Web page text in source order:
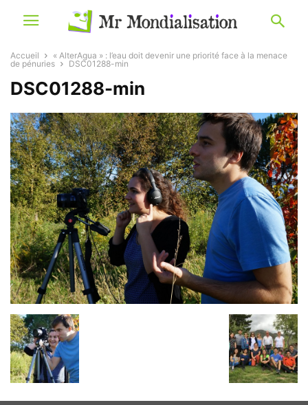
Accueil
« AlterAgua » : l’eau doit devenir une priorité face à la menace
de pénuries
DSC01288-min
DSC01288-min